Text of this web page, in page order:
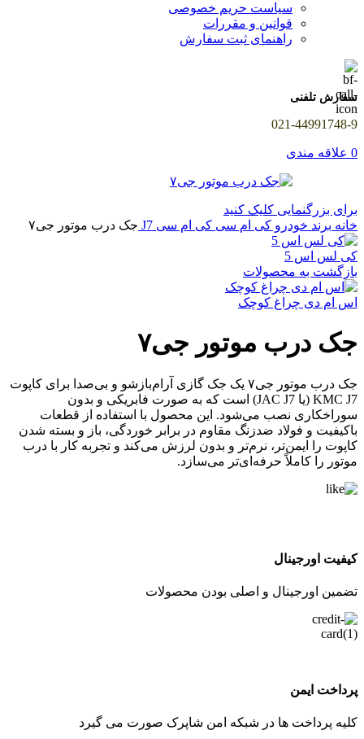
سیاست حریم خصوصی
قوانین و مقررات
راهنمای ثبت سفارش
سفارش تلفنی
021-44991748-9
0 علاقه مندی
برای بزرگنمایی کلیک کنید
خانه برند خودرو کی ام سی کی ام سی J7 جک درب موتور جی۷
کی لس اس 5
بازگشت به محصولات
اس ام دی چراغ کوچک
جک درب موتور جی۷
جک درب موتور جی۷ یک جک گازی آرام‌بازشو و بی‌صدا برای کاپوت
KMC J7 (یا JAC J7) است که به صورت فابریکی و بدون
سوراخکاری نصب می‌شود. این محصول با استفاده از قطعات
باکیفیت و فولاد ضدزنگ مقاوم در برابر خوردگی، باز و بسته شدن
کاپوت را ایمن‌تر، نرم‌تر و بدون لرزش می‌کند و تجربه کار با درب
موتور را کاملاً حرفه‌ای‌تر می‌سازد.
کیفیت اورجینال
تضمین اورجینال و اصلی بودن محصولات
پرداخت ایمن
کلیه پرداخت ها در شبکه امن شاپرک صورت می گیرد